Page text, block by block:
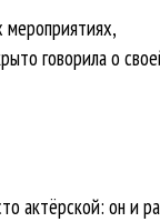
мероприятиях,
говорила о
актёрской: он и